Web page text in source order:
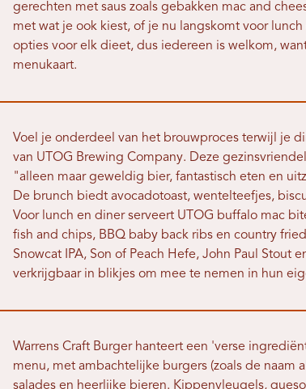
gerechten met saus zoals gebakken mac and
met wat je ook kiest, of je nu langskomt voor
opties voor elk dieet, dus iedereen is welkom,
menukaart.
Voel je onderdeel van het brouwproces terwijl je
van UTOG Brewing Company. Deze
"alleen maar geweldig bier, fantastisch eten en
De brunch biedt avocadotoast, wentelteefjes,
Voor lunch en diner serveert UTOG buffalo mac
fish and chips, BBQ baby back ribs en country
Snowcat IPA, Son of Peach Hefe, John Paul Stout
verkrijgbaar in blikjes om mee te nemen in hun
Warrens Craft Burger hanteert een 'verse
menu, met ambachtelijke burgers (zoals de naam
salades en heerlijke bieren. Kippenvleugels,